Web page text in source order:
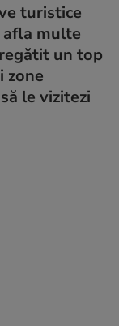
turistice
afla multe
un top
zone
le vizitezi